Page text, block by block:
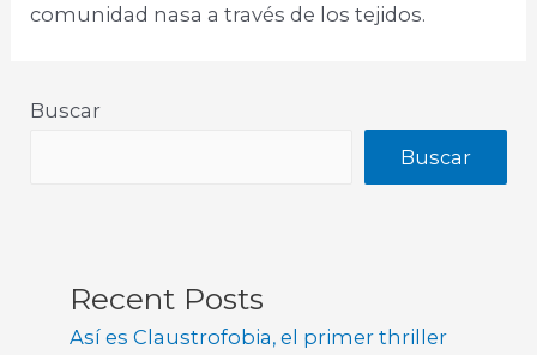
comunidad nasa a través de los tejidos.
Buscar
Buscar
Recent Posts
Así es Claustrofobia, el primer thriller